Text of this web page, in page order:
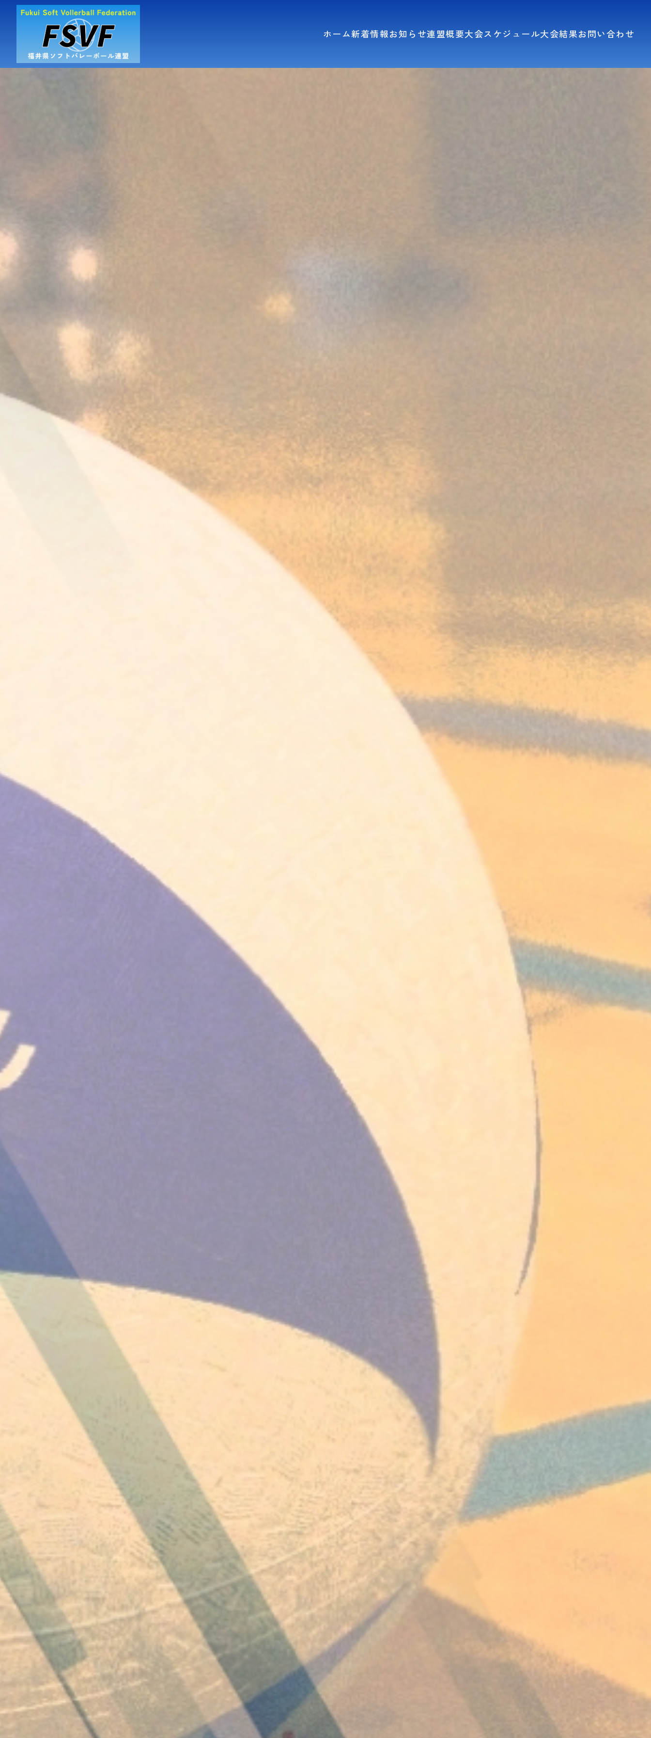
ホーム新着情報お知らせ連盟概要大会スケジュール大会結果お問い合わせ